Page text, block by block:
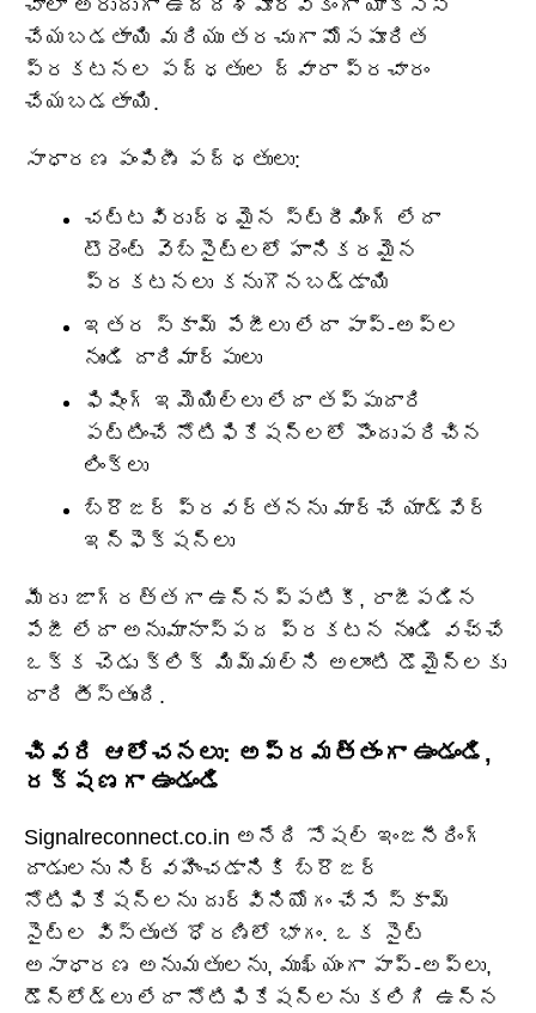
చాలా అరుదుగా ఉద్దేశపూర్వకంగా యాక్సెస్
చేయబడతాయి మరియు తరచుగా మోసపూరిత
ప్రకటనల పద్ధతుల ద్వారా ప్రచారం
చేయబడతాయి.
సాధారణ పంపిణీ పద్ధతులు:
చట్టవిరుద్ధమైన స్ట్రీమింగ్ లేదా
టొరెంట్ వెబ్‌సైట్‌లలో హానికరమైన
ప్రకటనలు కనుగొనబడ్డాయి
ఇతర స్కామ్ పేజీలు లేదా పాప్-అప్‌ల
నుండి దారిమార్పులు
ఫిషింగ్ ఇమెయిల్‌లు లేదా తప్పుదారి
పట్టించే నోటిఫికేషన్‌లలో పొందుపరిచిన
లింక్‌లు
బ్రౌజర్ ప్రవర్తనను మార్చే యాడ్‌వేర్
ఇన్‌ఫెక్షన్లు
మీరు జాగ్రత్తగా ఉన్నప్పటికీ, రాజీపడిన
పేజీ లేదా అనుమానాస్పద ప్రకటన నుండి వచ్చే
ఒక్క చెడు క్లిక్ మిమ్మల్ని అలాంటి డొమైన్‌లకు
దారి తీస్తుంది.
చివరి ఆలోచనలు: అప్రమత్తంగా ఉండండి,
రక్షణగా ఉండండి
Signalreconnect.co.in అనేది సోషల్ ఇంజనీరింగ్
దాడులను నిర్వహించడానికి బ్రౌజర్
నోటిఫికేషన్‌లను దుర్వినియోగం చేసే స్కామ్
సైట్‌ల విస్తృత ధోరణిలో భాగం. ఒక సైట్
అసాధారణ అనుమతులను, ముఖ్యంగా పాప్-అప్‌లు,
డౌన్‌లోడ్‌లు లేదా నోటిఫికేషన్‌లను కలిగి ఉన్న